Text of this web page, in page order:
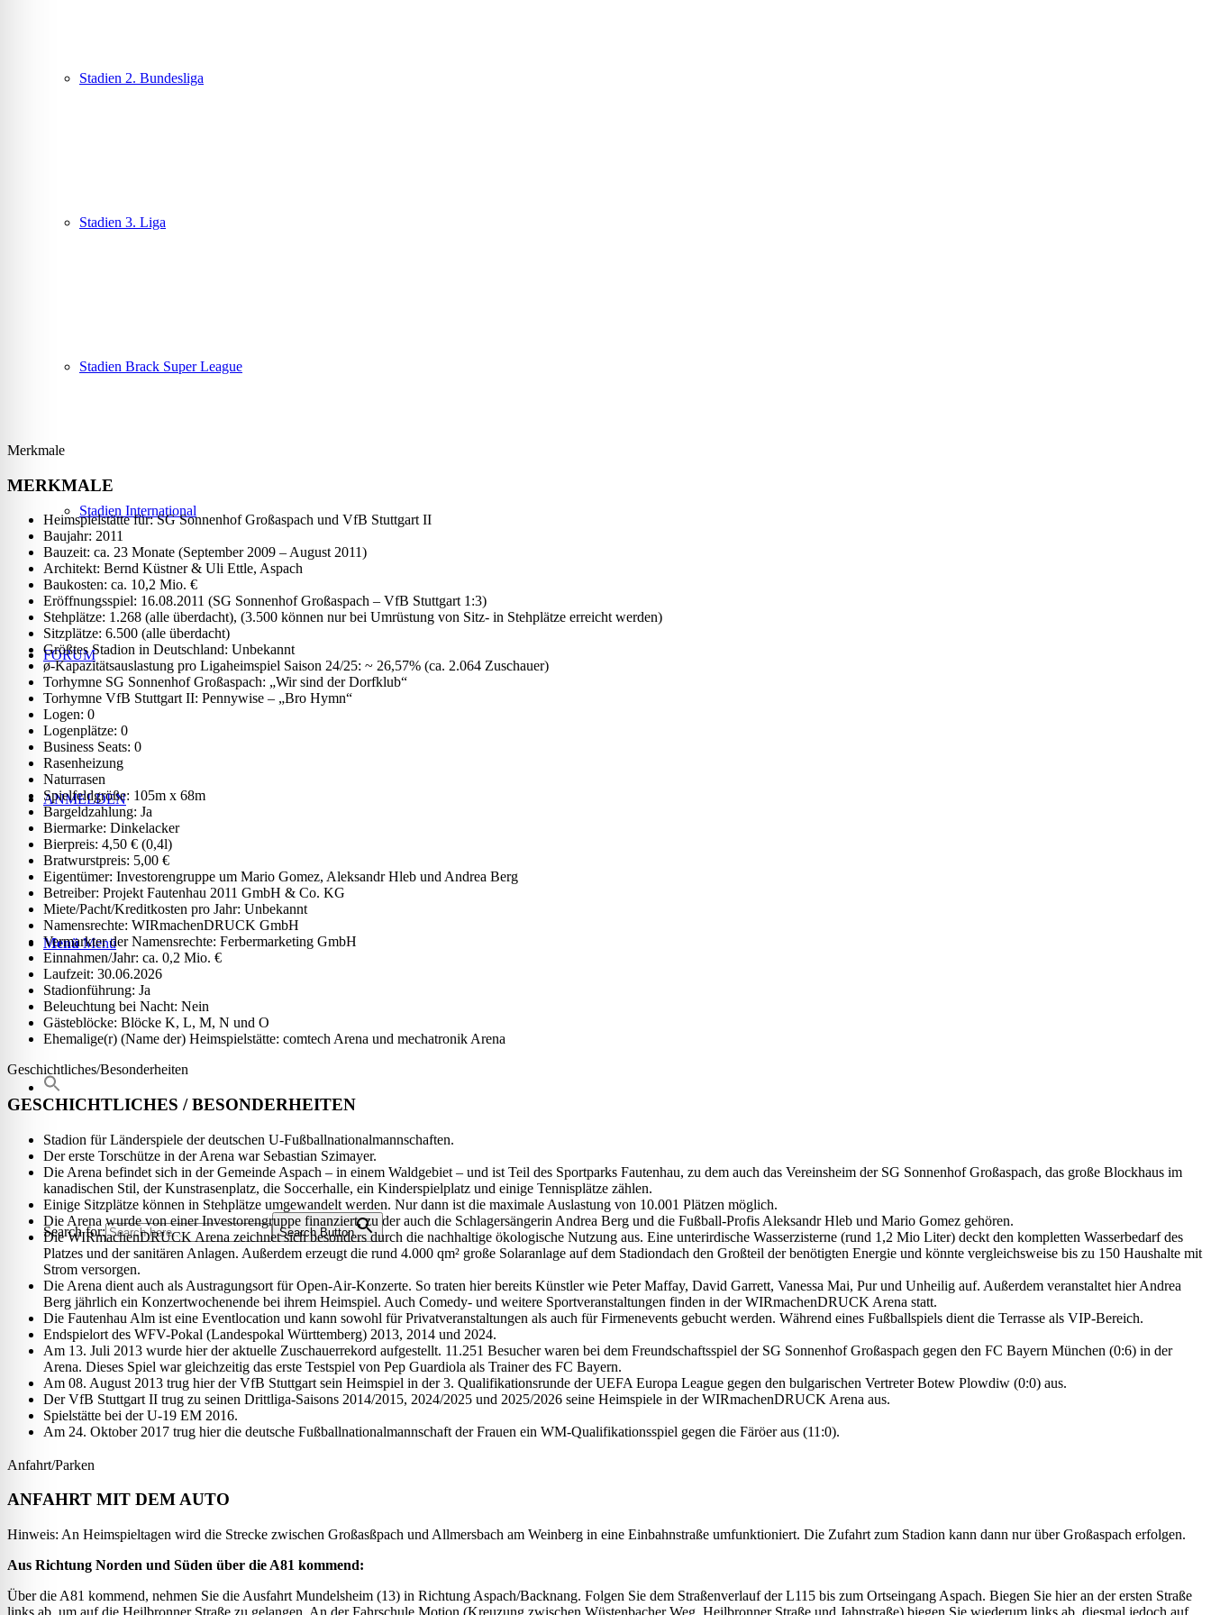
Stadien 2. Bundesliga
Stadien 3. Liga
Stadien Brack Super League
Stadien International
FORUM
ANMELDEN
Menü Menü
Search for: Search Button
Merkmale
MERKMALE
Heimspielstätte für: SG Sonnenhof Großaspach und VfB Stuttgart II
Baujahr: 2011
Bauzeit: ca. 23 Monate (September 2009 – August 2011)
Architekt: Bernd Küstner & Uli Ettle, Aspach
Baukosten: ca. 10,2 Mio. €
Eröffnungsspiel: 16.08.2011 (SG Sonnenhof Großaspach – VfB Stuttgart 1:3)
Stehplätze: 1.268 (alle überdacht), (3.500 können nur bei Umrüstung von Sitz- in Stehplätze erreicht werden)
Sitzplätze: 6.500 (alle überdacht)
Größtes Stadion in Deutschland: Unbekannt
ø-Kapazitätsauslastung pro Ligaheimspiel Saison 24/25: ~ 26,57% (ca. 2.064 Zuschauer)
Torhymne SG Sonnenhof Großaspach: „Wir sind der Dorfklub“
Torhymne VfB Stuttgart II: Pennywise – „Bro Hymn“
Logen: 0
Logenplätze: 0
Business Seats: 0
Rasenheizung
Naturrasen
Spielfeldgröße: 105m x 68m
Bargeldzahlung: Ja
Biermarke: Dinkelacker
Bierpreis: 4,50 € (0,4l)
Bratwurstpreis: 5,00 €
Eigentümer: Investorengruppe um Mario Gomez, Aleksandr Hleb und Andrea Berg
Betreiber: Projekt Fautenhau 2011 GmbH & Co. KG
Miete/Pacht/Kreditkosten pro Jahr: Unbekannt
Namensrechte: WIRmachenDRUCK GmbH
Vermarkter der Namensrechte: Ferbermarketing GmbH
Einnahmen/Jahr: ca. 0,2 Mio. €
Laufzeit: 30.06.2026
Stadionführung: Ja
Beleuchtung bei Nacht: Nein
Gästeblöcke: Blöcke K, L, M, N und O
Ehemalige(r) (Name der) Heimspielstätte: comtech Arena und mechatronik Arena
Geschichtliches/Besonderheiten
GESCHICHTLICHES / BESONDERHEITEN
Stadion für Länderspiele der deutschen U-Fußballnationalmannschaften.
Der erste Torschütze in der Arena war Sebastian Szimayer.
Die Arena befindet sich in der Gemeinde Aspach – in einem Waldgebiet – und ist Teil des Sportparks Fautenhau, zu dem auch das Vereinsheim der SG Sonnenhof Großaspach, das große Blockhaus im
kanadischen Stil, der Kunstrasenplatz, die Soccerhalle, ein Kinderspielplatz und einige Tennisplätze zählen.
Einige Sitzplätze können in Stehplätze umgewandelt werden. Nur dann ist die maximale Auslastung von 10.001 Plätzen möglich.
Die Arena wurde von einer Investorengruppe finanziert, zu der auch die Schlagersängerin Andrea Berg und die Fußball-Profis Aleksandr Hleb und Mario Gomez gehören.
Die WIRmachenDRUCK Arena zeichnet sich besonders durch die nachhaltige ökologische Nutzung aus. Eine unterirdische Wasserzisterne (rund 1,2 Mio Liter) deckt den kompletten Wasserbedarf des
Platzes und der sanitären Anlagen. Außerdem erzeugt die rund 4.000 qm² große Solaranlage auf dem Stadiondach den Großteil der benötigten Energie und könnte vergleichsweise bis zu 150 Haushalte mit
Strom versorgen.
Die Arena dient auch als Austragungsort für Open-Air-Konzerte. So traten hier bereits Künstler wie Peter Maffay, David Garrett, Vanessa Mai, Pur und Unheilig auf. Außerdem veranstaltet hier Andrea
Berg jährlich ein Konzertwochenende bei ihrem Heimspiel. Auch Comedy- und weitere Sportveranstaltungen finden in der WIRmachenDRUCK Arena statt.
Die Fautenhau Alm ist eine Eventlocation und kann sowohl für Privatveranstaltungen als auch für Firmenevents gebucht werden. Während eines Fußballspiels dient die Terrasse als VIP-Bereich.
Endspielort des WFV-Pokal (Landespokal Württemberg) 2013, 2014 und 2024.
Am 13. Juli 2013 wurde hier der aktuelle Zuschauerrekord aufgestellt. 11.251 Besucher waren bei dem Freundschaftsspiel der SG Sonnenhof Großaspach gegen den FC Bayern München (0:6) in der
Arena. Dieses Spiel war gleichzeitig das erste Testspiel von Pep Guardiola als Trainer des FC Bayern.
Am 08. August 2013 trug hier der VfB Stuttgart sein Heimspiel in der 3. Qualifikationsrunde der UEFA Europa League gegen den bulgarischen Vertreter Botew Plowdiw (0:0) aus.
Der VfB Stuttgart II trug zu seinen Drittliga-Saisons 2014/2015, 2024/2025 und 2025/2026 seine Heimspiele in der WIRmachenDRUCK Arena aus.
Spielstätte bei der U-19 EM 2016.
Am 24. Oktober 2017 trug hier die deutsche Fußballnationalmannschaft der Frauen ein WM-Qualifikationsspiel gegen die Färöer aus (11:0).
Anfahrt/Parken
ANFAHRT MIT DEM AUTO
Hinweis: An Heimspieltagen wird die Strecke zwischen Großasßpach und Allmersbach am Weinberg in eine Einbahnstraße umfunktioniert. Die Zufahrt zum Stadion kann dann nur über Großaspach erfolgen.
Aus Richtung Norden und Süden über die A81 kommend:
Über die A81 kommend, nehmen Sie die Ausfahrt Mundelsheim (13) in Richtung Aspach/Backnang. Folgen Sie dem Straßenverlauf der L115 bis zum Ortseingang Aspach. Biegen Sie hier an der ersten Straße
links ab, um auf die Heilbronner Straße zu gelangen. An der Fahrschule Motion (Kreuzung zwischen Wüstenbacher Weg, Heilbronner Straße und Jahnstraße) biegen Sie wiederum links ab, diesmal jedoch auf